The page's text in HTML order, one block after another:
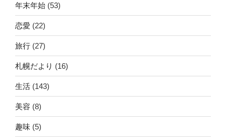
年末年始 (53)
恋愛 (22)
旅行 (27)
札幌だより (16)
生活 (143)
美容 (8)
趣味 (5)